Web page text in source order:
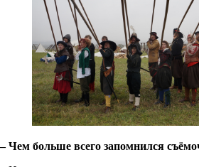
– Чем больше всего запомнился